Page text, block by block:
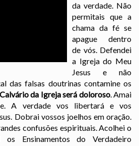
da verdade. Não
permitais que a
chama da fé se
apague dentro
de vós. Defendei
a Igreja do Meu
Jesus e não
das falsas doutrinas contamine os
da Igreja será doloroso. Amai
A verdade vos libertará e vos
Dobrai vossos joelhos em oração.
confusões espirituais. Acolhei o
os Ensinamentos do Verdadeiro